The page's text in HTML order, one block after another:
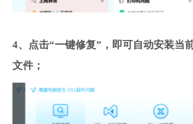
4、点击“一键修复”，即可自动安装当
文件；